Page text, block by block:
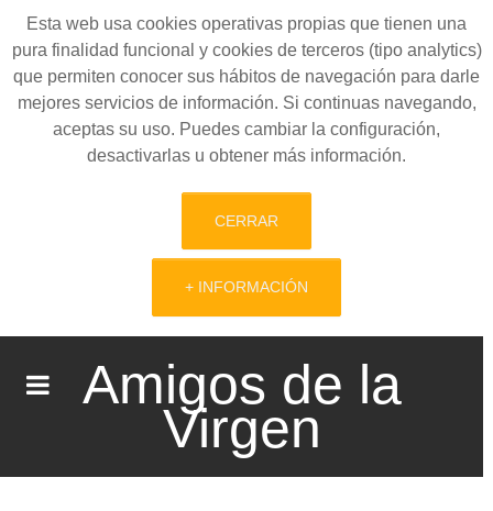
Esta web usa cookies operativas propias que tienen una
pura finalidad funcional y cookies de terceros (tipo analytics)
que permiten conocer sus hábitos de navegación para darle
mejores servicios de información. Si continuas navegando,
aceptas su uso. Puedes cambiar la configuración,
desactivarlas u obtener más información.
CERRAR
+ INFORMACIÓN
Amigos de la
Virgen